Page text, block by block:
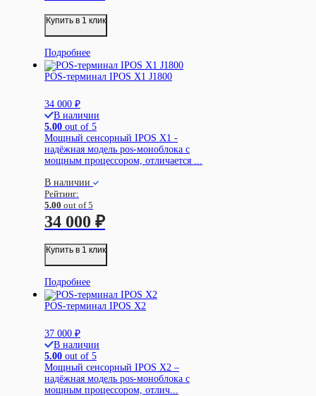
Купить в 1 клик
Подробнее
POS-терминал IPOS X1 J1800
34 000 ₽
В наличии
5.00 out of 5
Мощный сенсорный IPOS X1 -
надёжная модель pos-моноблока с
мощным процессором, отличается ...
В наличии
Рейтинг:
5.00 out of 5
34 000 ₽
Купить в 1 клик
Подробнее
POS-терминал IPOS X2
37 000 ₽
В наличии
5.00 out of 5
Мощный сенсорный IPOS X2 –
надёжная модель pos-моноблока с
мощным процессором, отлич...